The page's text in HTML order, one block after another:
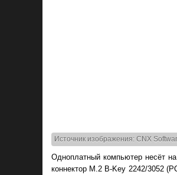
Источник изображения: CNX
Одноплатный компьютер несёт
коннектор M.2 B-Key 2242/3052